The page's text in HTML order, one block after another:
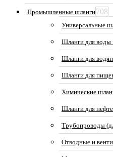
Промышленные шланги708
Универсальные
Шланги для воды
Шланги для
Шланги для
Химические
Шланги для
Трубопроводы
Отводные и